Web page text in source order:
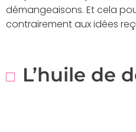
démangeaisons. Et cela
contrairement aux idées
L’huile de